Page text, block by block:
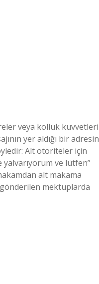
veya kolluk kuvvetleri
yer aldığı bir adresin
Alt otoriteler için
yalvarıyorum ve lütfen”
alt makama
mektuplarda